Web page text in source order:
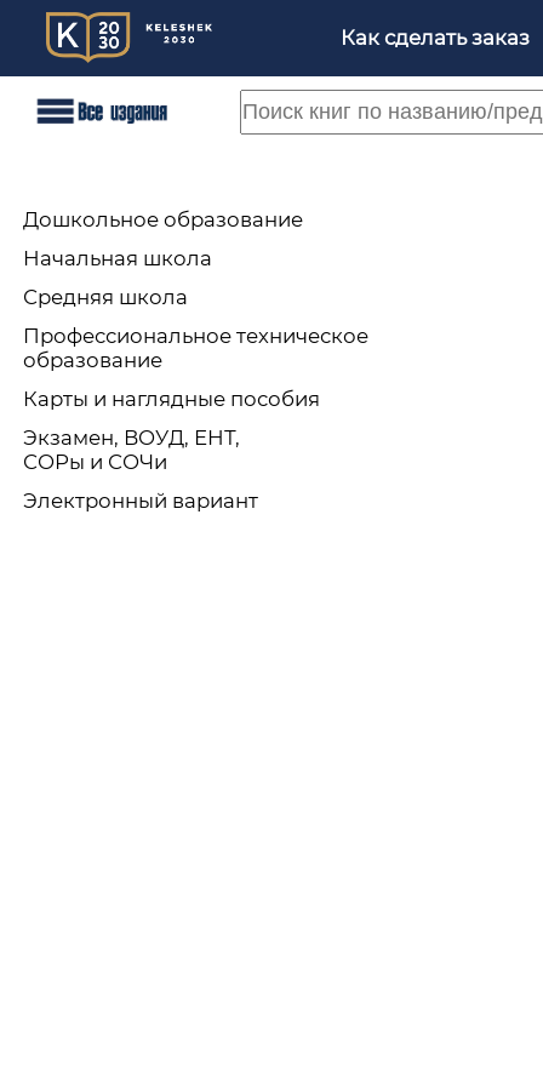
Как сделать заказ
Дошкольное образование
Начальная школа
Средняя школа
Профессиональное техническое
образование
Карты и наглядные пособия
Экзамен, ВОУД, ЕНТ,
СОРы и СОЧи
Электронный вариант